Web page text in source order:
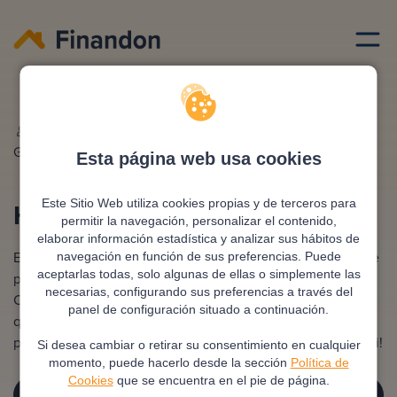
Esta página web usa cookies
Este Sitio Web utiliza cookies propias y de terceros para
permitir la navegación, personalizar el contenido,
elaborar información estadística y analizar sus hábitos de
navegación en función de sus preferencias. Puede
aceptarlas todas, solo algunas de ellas o simplemente las
necesarias, configurando sus preferencias a través del
panel de configuración situado a continuación.
Si desea cambiar o retirar su consentimiento en cualquier
momento, puede hacerlo desde la sección Política de
Cookiesque se encuentra en el pie de página.
Ciudades hipotecas
Gonzalez
Rampani
Hipoteca en Huesca
Encontrar la hipoteca adecuada en Huesca puede ser clave
para hacer realidad tu sueño de tener una vivienda propia.
Con diversas opciones disponibles, es esencial elegir la
que mejor se adapte a tu situación financiera. ¡Da el primer
paso hoy y consigue la financiación que mejor se ajuste a ti!
¡SOLICITA TU ASESORÍA GRATUITA!